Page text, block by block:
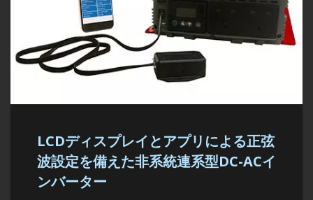
LCDディスプレイとアプリによる正弦
波設定を備えた非系統連系型DC-ACイ
ンバーター